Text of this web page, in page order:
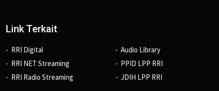
Link Terkait
RRI Digital
RRI NET Streaming
RRI Radio Streaming
Audio Library
PPID LPP RRI
JDIH LPP RRI